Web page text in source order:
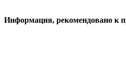
Информация, рекомендовано к